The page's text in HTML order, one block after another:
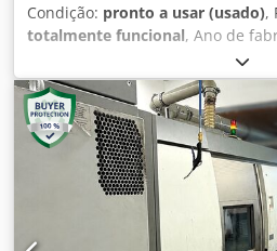
Condição: pronto a usar (usado),
totalmente funcional, Ano de
, número
0200245029, altura de trabalho:
TÉCNICOS Altura de trabalho: 14
Crjdpfjzrgxzsx Ah Tjf DETALHES
de carga da plataforma: máx. 360
máx. 2 Carga útil admissível: máx.
máx. 400 N Velocidade do vento:
operação: 387 h EQUIPAMENTO
externa: SL15850SP